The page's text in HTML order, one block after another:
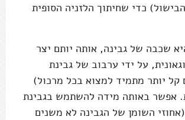
כדי שחיתוך הלזניה הסופית
שכבה של גבינה, אותה יותם יצר
על ידי ערבוב של גבינת
קל יותר מתמיד למצוא בכל מרכול)
אפשר באותה מידה להשתמש בגבינת
השומן של הגבינה לא משנים